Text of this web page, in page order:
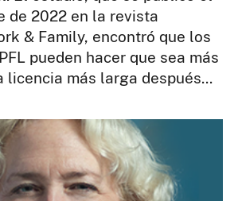
de 2022 en la revista
& Family, encontró que los
pueden hacer que sea más
licencia más larga después.​​​​​​​..